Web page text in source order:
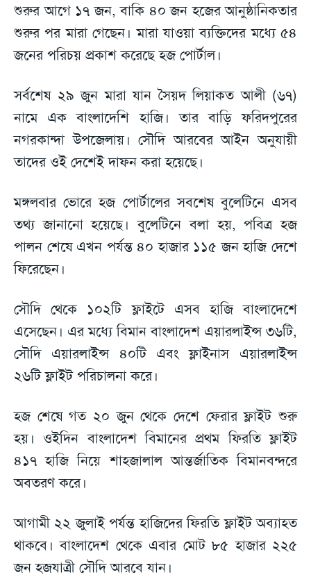
শুরুর আগে ১৭ জন, বাকি ৪০ জন হজের আনুষ্ঠানিকতার
শুরুর পর মারা গেছেন। মারা যাওয়া ব্যক্তিদের মধ্যে ৫৪
জনের পরিচয় প্রকাশ করেছে হজ পোর্টাল।
সর্বশেষ ২৯ জুন মারা যান সৈয়দ লিয়াকত আলী (৬৭)
নামে এক বাংলাদেশি হাজি। তার বাড়ি ফরিদপুরের
নগরকান্দা উপজেলায়। সৌদি আরবের আইন অনুযায়ী
তাদের ওই দেশেই দাফন করা হয়েছে।
মঙ্গলবার ভোরে হজ পোর্টালের সবশেষ বুলেটিনে এসব
তথ্য জানানো হয়েছে। বুলেটিনে বলা হয়, পবিত্র হজ
পালন শেষে এখন পর্যন্ত ৪০ হাজার ১১৫ জন হাজি দেশে
ফিরেছেন।
সৌদি থেকে ১০২টি ফ্লাইটে এসব হাজি বাংলাদেশে
এসেছেন। এর মধ্যে বিমান বাংলাদেশ এয়ারলাইন্স ৩৬টি,
সৌদি এয়ারলাইন্স ৪০টি এবং ফ্লাইনাস এয়ারলাইন্স
২৬টি ফ্লাইট পরিচালনা করে।
হজ শেষে গত ২০ জুন থেকে দেশে ফেরার ফ্লাইট শুরু
হয়। ওইদিন বাংলাদেশ বিমানের প্রথম ফিরতি ফ্লাইট
৪১৭ হাজি নিয়ে শাহজালাল আন্তর্জাতিক বিমানবন্দরে
অবতরণ করে।
আগামী ২২ জুলাই পর্যন্ত হাজিদের ফিরতি ফ্লাইট অব্যাহত
থাকবে। বাংলাদেশ থেকে এবার মোট ৮৫ হাজার ২২৫
জন হজযাত্রী সৌদি আরবে যান।